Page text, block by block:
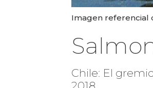
Imagen referencial
Chile: El